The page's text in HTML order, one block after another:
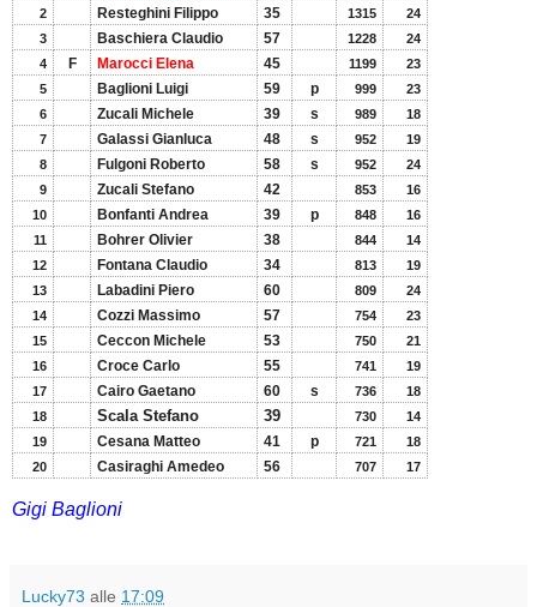
2
Resteghini Filippo 35 1315
24
3
Baschiera Claudio 57 1228
24
4
F Marocci Elena 45 1199
23
5
Baglioni Luigi 59 p 999
23
6
Zucali Michele 39 s 989
18
7
Galassi Gianluca 48 s 952
19
8
Fulgoni Roberto 58 s 952
24
9
Zucali Stefano 42 853
16
10
Bonfanti Andrea 39 p 848
16
11
Bohrer Olivier 38 844
14
12
Fontana Claudio 34 813
19
13
Labadini Piero 60 809
24
14
Cozzi Massimo 57 754
23
15
Ceccon Michele 53 750
21
16
Croce Carlo 55 741
19
17
Cairo Gaetano 60 s 736
18
18
Scala Stefano 39 730
14
19
Cesana Matteo 41 p 721
18
20
Casiraghi Amedeo 56 707 17
Gigi Baglioni
Lucky73 alle 17:09